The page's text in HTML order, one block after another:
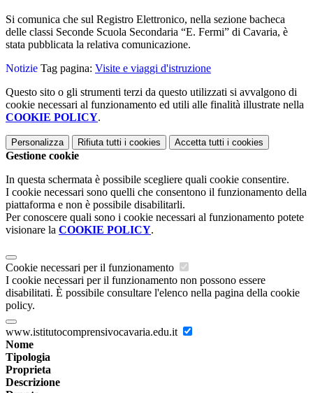
Si comunica che sul Registro Elettronico, nella sezione bacheca
delle classi Seconde Scuola Secondaria “E. Fermi” di Cavaria, è
stata pubblicata la relativa comunicazione.
Notizie Tag pagina: Visite e viaggi d'istruzione
Questo sito o gli strumenti terzi da questo utilizzati si avvalgono di
cookie necessari al funzionamento ed utili alle finalità illustrate nella
COOKIE POLICY.
Personalizza Rifiuta tutti i cookies Accetta tutti i cookies
Gestione cookie
In questa schermata è possibile scegliere quali cookie consentire.
I cookie necessari sono quelli che consentono il funzionamento della
piattaforma e non è possibile disabilitarli.
Per conoscere quali sono i cookie necessari al funzionamento potete
visionare la COOKIE POLICY.
Cookie necessari per il funzionamento
I cookie necessari per il funzionamento non possono essere
disabilitati. È possibile consultare l'elenco nella pagina della cookie
policy.
www.istitutocomprensivocavaria.edu.it
Nome
Tipologia
Proprieta
Descrizione